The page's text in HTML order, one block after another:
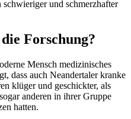
und schmerzhafter
Forschung?
Mensch medizinisches
dass auch Neandertaler kranke
klüger und geschickter, als
anderen in ihrer Gruppe
hatten.